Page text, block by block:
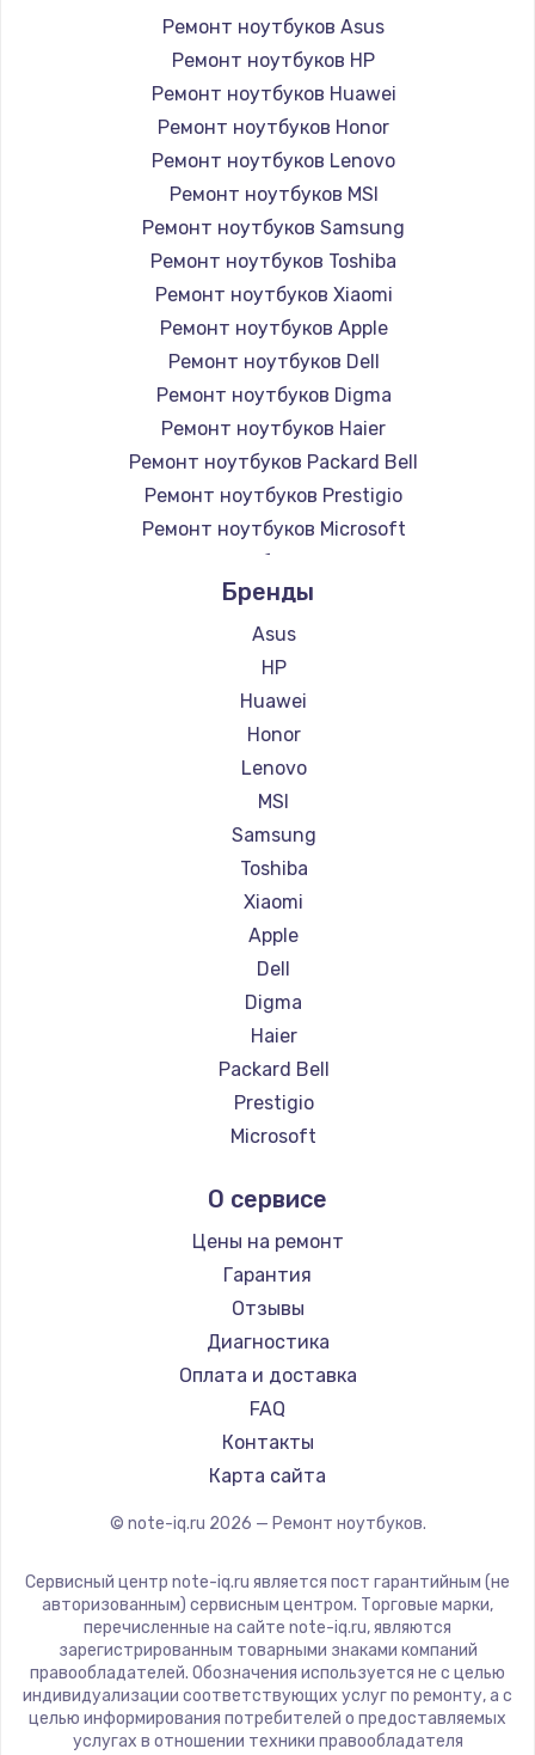
Ремонт ноутбуков Asus
Ремонт ноутбуков HP
Ремонт ноутбуков Huawei
Ремонт ноутбуков Honor
Ремонт ноутбуков Lenovo
Ремонт ноутбуков MSI
Ремонт ноутбуков Samsung
Ремонт ноутбуков Toshiba
Ремонт ноутбуков Xiaomi
Ремонт ноутбуков Apple
Ремонт ноутбуков Dell
Ремонт ноутбуков Digma
Ремонт ноутбуков Haier
Ремонт ноутбуков Packard Bell
Ремонт ноутбуков Prestigio
Ремонт ноутбуков Microsoft
Ремонт ноутбуков Alienware
Ремонт ноутбуков Aquarius
Ремонт ноутбуков Gigabyte
Ремонт ноутбуков Aorus
Ремонт ноутбуков Maibenben
Ремонт ноутбуков Getac
Ремонт ноутбуков Epson
Ремонт ноутбуков Philips
Ремонт ноутбуков LG
Ремонт ноутбуков Panasonic
Ремонт ноутбуков Irbis
Ремонт ноутбуков Thunderobot
Ремонт ноутбуков Hasee
Ремонт ноутбуков ZTE
Ремонт ноутбуков Hiper
Ремонт ноутбуков Evga
Ремонт ноутбуков Google
Ремонт ноутбуков Echips
Ремонт ноутбуков Predator
Ремонт ноутбуков iru
Ремонт ноутбуков Machenike
Ремонт ноутбуков DEXP
Ремонт ноутбуков Teclast
Ремонт ноутбуков CHUWI
Ремонт ноутбуков Colorful
Бренды
Asus
HP
Huawei
Honor
Lenovo
MSI
Samsung
Toshiba
Xiaomi
Apple
Dell
Digma
Haier
Packard Bell
Prestigio
Microsoft
Aquarius
Gigabyte
Aorus
Maibenben
Getac
Epson
Philips
LG
Panasonic
ZTE
Hiper
Evga
Google
Echips
О сервисе
Цены на ремонт
Гарантия
Отзывы
Диагностика
Оплата и доставка
FAQ
Контакты
Карта сайта
© note-iq.ru 2026 — Ремонт ноутбуков.
Сервисный центр note-iq.ru является пост гарантийным (не
авторизованным) сервисным центром. Торговые марки,
перечисленные на сайте note-iq.ru, являются
зарегистрированным товарными знаками компаний
правообладателей. Обозначения используется не с целью
индивидуализации соответствующих услуг по ремонту, а с
целью информирования потребителей о предоставляемых
услугах в отношении техники правообладателя